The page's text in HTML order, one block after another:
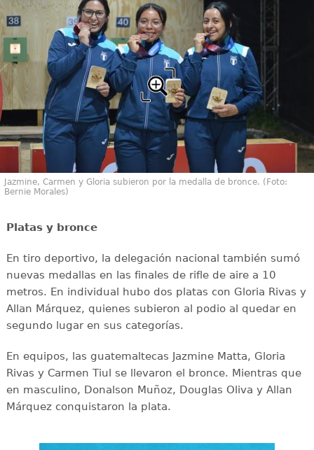
Jazmine, Carmen y Gloria subieron por la medalla de bronce. (Foto:
Bernie Morales)
Platas y bronce
En tiro deportivo, la delegación nacional también sumó
nuevas medallas en las finales de rifle de aire a 10
metros. En individual hubo dos platas con Gloria Rivas y
Allan Márquez, quienes subieron al podio al quedar en
segundo lugar en sus categorías.
En equipos, las guatemaltecas Jazmine Matta, Gloria
Rivas y Carmen Tiul se llevaron el bronce. Mientras que
en masculino, Donalson Muñoz, Douglas Oliva y Allan
Márquez conquistaron la plata.